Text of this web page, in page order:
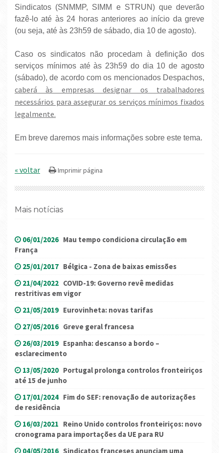
Sindicatos (SNMMP, SIMM e STRUN) que deverão
fazê-lo até às 24 horas anteriores ao início da greve
(ou seja, até às 23h59 de sábado, dia 10 de agosto).
Caso os sindicatos não procedam à definição dos
serviços mínimos até às 23h59 do dia 10 de agosto
(sábado), de acordo com os mencionados Despachos,
caberá às empresas designar os trabalhadores
necessários para assegurar os serviços mínimos fixados
legalmente.
Em breve daremos mais informações sobre este tema.
« voltar
Mais notícias
06/01/2026 Mau tempo condiciona circulação em
França
25/01/2017 Bélgica - Zona de baixas emissões
21/04/2022 COVID-19: Governo revê medidas
restritivas em vigor
21/05/2019 Eurovinheta: novas tarifas
27/05/2016 Greve geral francesa
26/03/2019 Espanha: descanso a bordo –
esclarecimento
13/05/2020 Portugal prolonga controlos fronteiriços
até 15 de junho
17/01/2024 Fim do SEF: renovação de autorizações
de residência
16/03/2021 Reino Unido controlos fronteiriços: novo
cronograma para importações da UE para RU
04/05/2016 Sindicatos franceses anunciam uma